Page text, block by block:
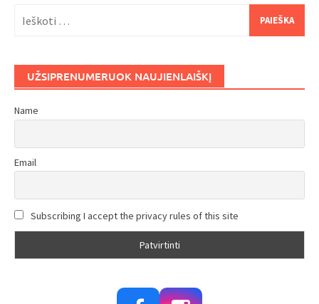
UŽSIPRENUMERUOK NAUJIENLAIŠKĮ
Name
Email
Subscribing I accept the privacy rules of this site